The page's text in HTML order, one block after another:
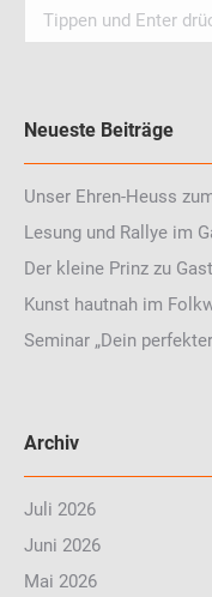
Search:
Neueste Beiträge
Unser Ehren-Heuss
Lesung und Rallye im
Der kleine Prinz zu
Kunst hautnah im
Seminar „Dein
Archiv
Juli 2026
Juni 2026
Mai 2026